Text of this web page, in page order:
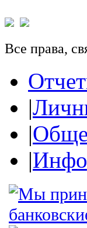
Все права,
|
|
|